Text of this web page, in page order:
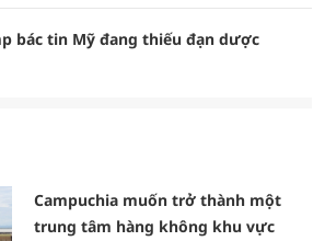
bác tin Mỹ đang thiếu đạn dược
Campuchia muốn trở thành một
trung tâm hàng không khu vực